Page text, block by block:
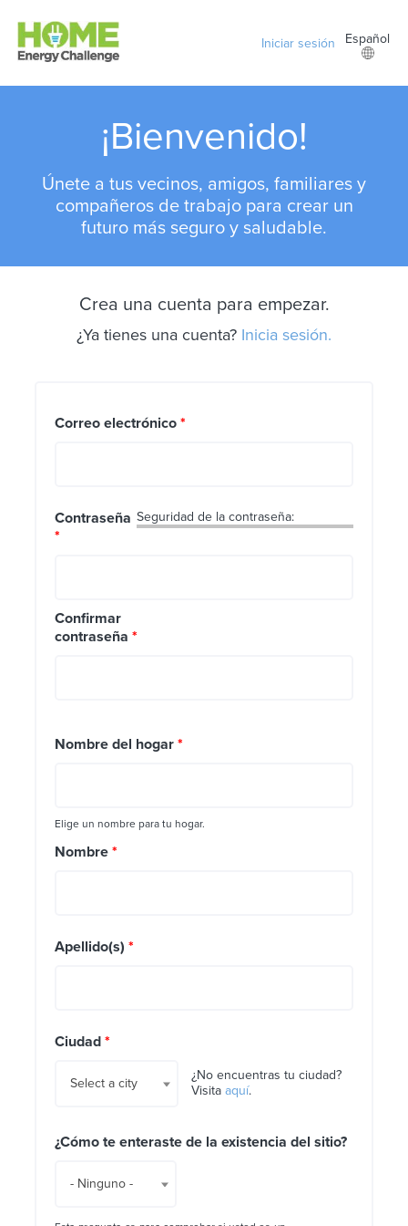
Iniciar sesión Español
¡Bienvenido!
Únete a tus vecinos, amigos, familiares y
compañeros de trabajo para crear un
futuro más seguro y saludable.
Crea una cuenta para empezar.
¿Ya tienes una cuenta? Inicia sesión.
Correo electrónico *
Seguridad de la contraseña:
Contraseña
*
Confirmar
contraseña *
Nombre del hogar *
Elige un nombre para tu hogar.
Nombre *
Apellido(s) *
Ciudad *
Select a city
¿No encuentras tu ciudad?
Visita aquí.
¿Cómo te enteraste de la existencia del sitio?
- Ninguno -